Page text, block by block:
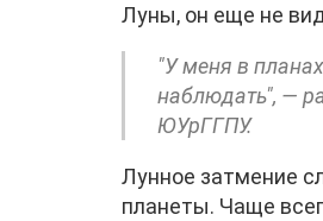
Луны, он еще не
"У меня в
наблюдать", —
ЮУрГГПУ.
Лунное затмение
планеты. Чаще